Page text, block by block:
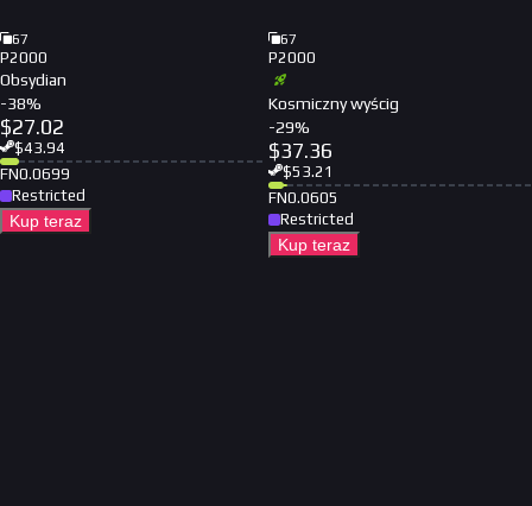
67
P2000
Obsydian
-38%
$27.02
$43.94
FN0.0699
Restricted
Kup teraz
67
P2000
Kosmiczny wyścig
-29%
$37.36
$53.21
FN0.0605
Restricted
Kup teraz